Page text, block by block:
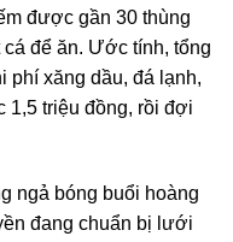
được gần 30 thùng
để ăn. Ước tính, tổng
phí xăng dầu, đá lạnh,
1,5 triệu đồng, rồi đợi
ngả bóng buổi hoàng
đang chuẩn bị lưới